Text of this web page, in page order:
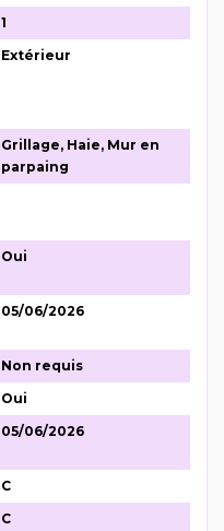
1
Extérieur
Grillage, Haie, Mur en
parpaing
Oui
05/06/2026
Non requis
Oui
05/06/2026
C
C